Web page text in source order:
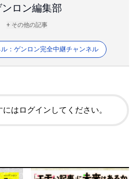
ロン編集部
+ その他の記事
：ゲンロン完全中継チャンネル
はログインしてください。